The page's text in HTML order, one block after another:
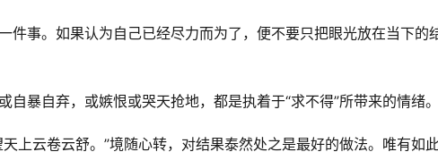
件事。如果认为自己已经尽力而为了，便不要只把眼光放在当下的
暴自弃，或嫉恨或哭天抢地，都是执着于“求不得”所带来的情绪。
上云卷云舒。”境随心转，对结果泰然处之是最好的做法。唯有如此